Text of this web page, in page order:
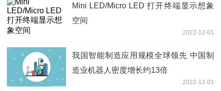
Mini LED/Micro LED 打开终端显示想象
空间
2022-12-01
我国智能制造应用规模全球领先 中国制
造业机器人密度增长约13倍
2022-12-01